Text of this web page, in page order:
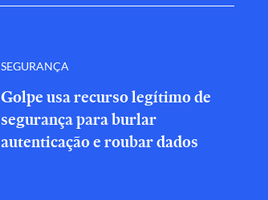
SEGURANÇA
Golpe usa recurso legítimo de
segurança para burlar
autenticação e roubar dados